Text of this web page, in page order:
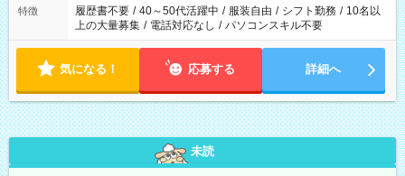
合は応募できません。
特徴 履歴書不要 / 40～50代活躍中 / 服装自由 / シフト勤務 / 10名以
上の大量募集 / 電話対応なし / パソコンスキル不要
気になる！ 応募する 詳細へ
未読